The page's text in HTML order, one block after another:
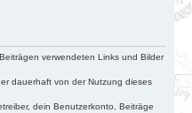
verwendeten Links und Bilder
dauerhaft von der Nutzung dieses
dein Benutzerkonto, Beiträge